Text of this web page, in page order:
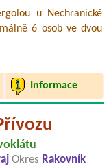
u Nechranické
6 osob ve dvou
Informace
Okres Rakovník